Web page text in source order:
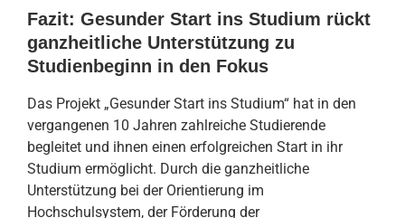
Fazit: Gesunder Start ins Studium rückt
ganzheitliche Unterstützung zu
Studienbeginn in den Fokus
Das Projekt „Gesunder Start ins Studium“ hat in den
vergangenen 10 Jahren zahlreiche Studierende
begleitet und ihnen einen erfolgreichen Start in ihr
Studium ermöglicht. Durch die ganzheitliche
Unterstützung bei der Orientierung im
Hochschulsystem, der Förderung der